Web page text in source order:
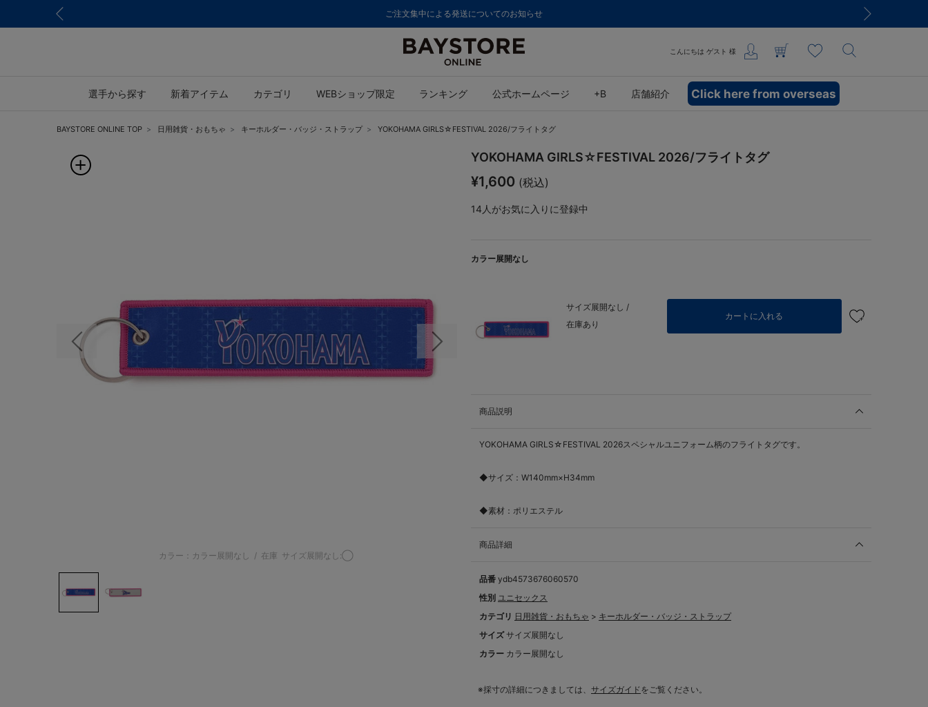
ご注文集中による発送についてのお知らせ
こんにちは ゲスト 様
選手から探す 新着アイテム カテゴリ WEBショップ限定 ランキング 公式ホームページ +B 店舗紹介 Click here from overseas
BAYSTORE ONLINE TOP 日用雑貨・おもちゃ キーホルダー・バッジ・ストラップ YOKOHAMA GIRLS☆FESTIVAL 2026/フライトタグ
前の画像 次の画像
カラー：カラー展開なし / 在庫 サイズ展開なし:◯
YOKOHAMA GIRLS☆FESTIVAL 2026/フライトタグ
¥1,600 (税込)
14 人がお気に入りに登録中
カラー展開なし
サイズ展開なし /
在庫あり
カートに入れる
商品説明
YOKOHAMA GIRLS☆FESTIVAL 2026スペシャルユニフォーム柄のフライトタグです。
◆サイズ：W140mm×H34mm
◆素材：ポリエステル
商品詳細
品番 ydb4573676060570
性別 ユニセックス
カテゴリ 日用雑貨・おもちゃ > キーホルダー・バッジ・ストラップ
サイズ サイズ展開なし
カラー カラー展開なし
※採寸の詳細につきましては、 サイズガイドをご覧ください。